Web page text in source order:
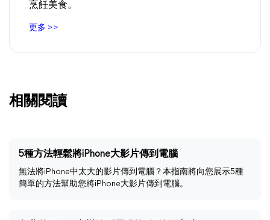
烹飪美食。
更多 >>
相關閱讀
5種方法輕鬆將iPhone大影片傳到電腦
無法將iPhone中太大的影片傳到電腦？本指南將向您展示5種
簡單的方法幫助您將iPhone大影片傳到電腦。